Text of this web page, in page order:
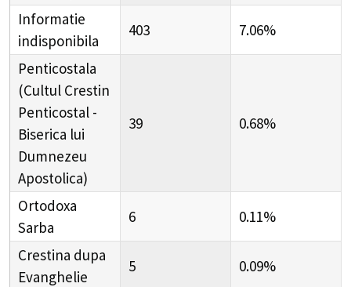
Informatie
indisponibila
403 7.06%
Penticostala
(Cultul Crestin
Penticostal -
Biserica lui
Dumnezeu
Apostolica)
39 0.68%
Ortodoxa
Sarba
6 0.11%
Crestina dupa
Evanghelie
5 0.09%